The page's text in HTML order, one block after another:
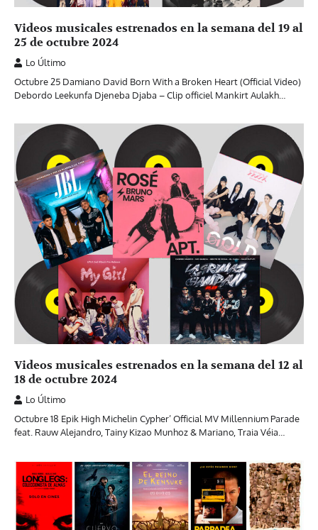
Videos musicales estrenados en la semana del 19 al
25 de octubre 2024
Lo Último
Octubre 25 Damiano David Born With a Broken Heart (Official Video)
Debordo Leekunfa Djeneba Djaba – Clip officiel Mankirt Aulakh…
Videos musicales estrenados en la semana del 12 al
18 de octubre 2024
Lo Último
Octubre 18 Epik High Michelin Cypher’ Official MV Millennium Parade
feat. Rauw Alejandro, Tainy Kizao Munhoz & Mariano, Traia Véia…